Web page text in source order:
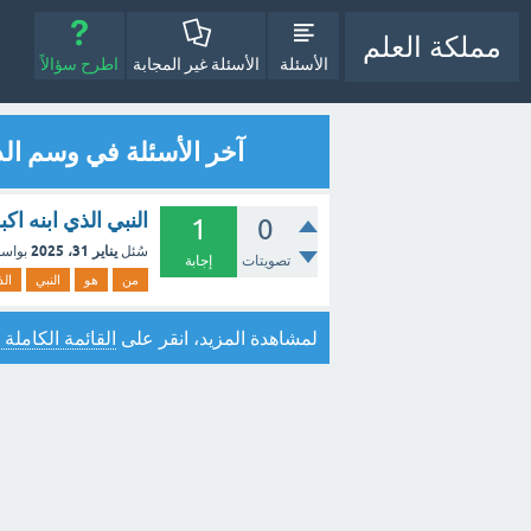
مملكة العلم
الأسئلة الأسئلة غير المجابة اطرح سؤالاً
آخر الأسئلة في وسم
0
تصويتات
1
إجابة
النبي الذي ابنه
سُئل يناير 31، 2025
من هو النبي
لمشاهدة المزيد، انقر على القائمة